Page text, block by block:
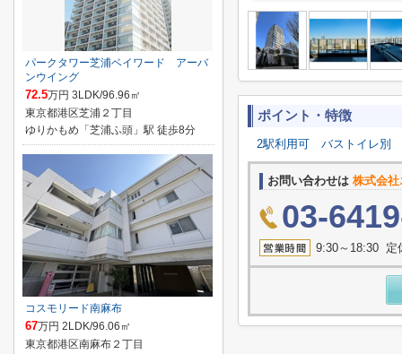
ポイント・特徴
2駅利用可 バストイレ別
お問い合わせは 株式会
03-
9:30～18:30 定
パークタワー芝浦ベイワード アーバ
ンウイング
72.5万円 3LDK/96.96㎡
東京都港区芝浦２丁目
ゆりかもめ「芝浦ふ頭」駅 徒歩8分
コスモリード南麻布
67万円 2LDK/96.06㎡
東京都港区南麻布２丁目